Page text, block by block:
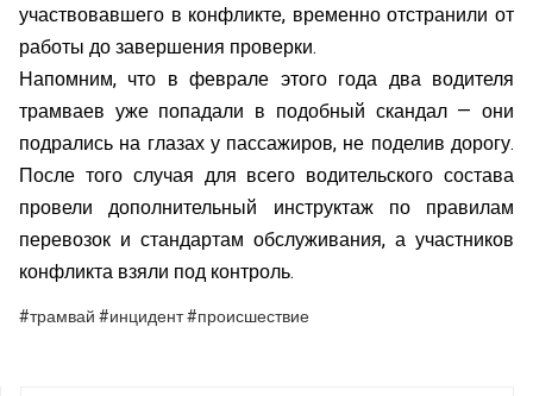
участвовавшего в конфликте, временно отстранили от
работы до завершения проверки.
Напомним, что в феврале этого года два водителя
трамваев уже попадали в подобный скандал — они
подрались на глазах у пассажиров, не поделив дорогу.
После того случая для всего водительского состава
провели дополнительный инструктаж по правилам
перевозок и стандартам обслуживания, а участников
конфликта взяли под контроль.
#трамвай #инцидент #происшествие